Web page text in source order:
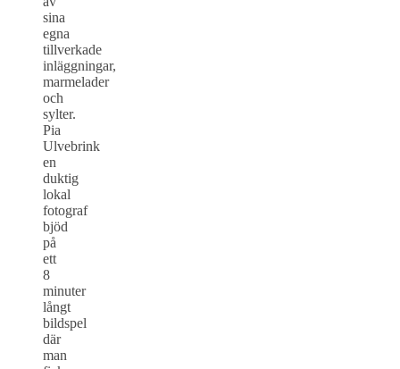
sina
egna
tillverkade
inläggningar,
marmelader
och
sylter.
Pia
Ulvebrink
en
duktig
lokal
fotograf
bjöd
på
ett
8
minuter
långt
bildspel
där
man